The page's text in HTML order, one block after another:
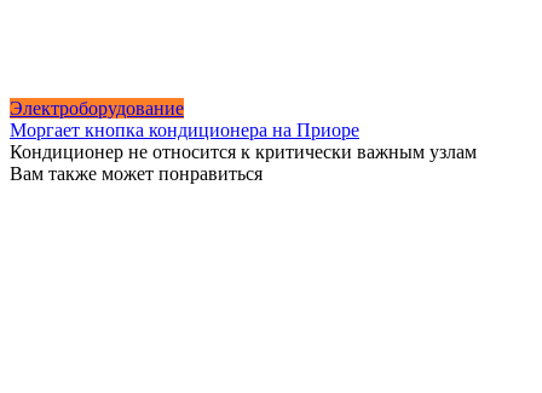
Электроборудование
Моргает кнопка кондиционера на Приоре
Кондиционер не относится к критически важным узлам
Вам также может понравиться